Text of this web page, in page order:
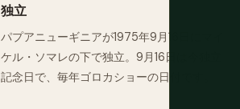
独立
パプアニューギニアが1975年9月16日にマイ
ケル・ソマレの下で独立。9月16日は今独立
記念日で、毎年ゴロカショーの日付です。